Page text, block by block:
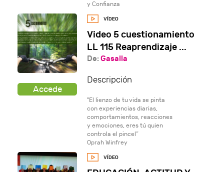
y Confianza
Video 5 cuestionamiento
LL 115 Reaprendizaje ...
De:Gasalla
Descripción
"El lienzo de tu vida se pinta
con experiencias diarias,
comportamientos, reacciones
y emociones, eres tú quien
controla el pincel“
Oprah Winfrey